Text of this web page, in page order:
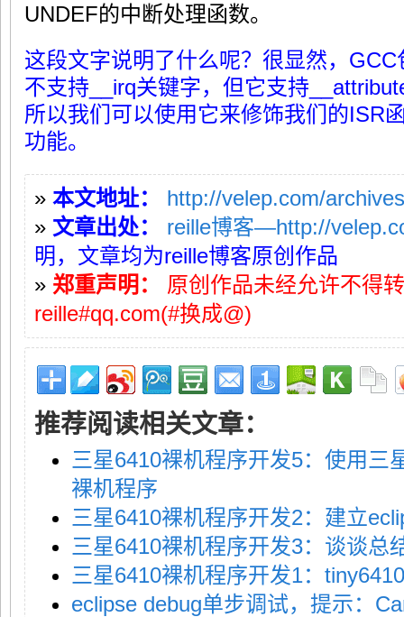
UNDEF的中断处理函数。
这段文字说明了什么呢？很显然，
不支持__irq关键字，但它支持
所以我们可以使用它来修饰我们的ISR
功能。
» 本文地址：
http://velep.com/
» 文章出处：
reille博客—http://
明，文章均为reille博客原创作品
» 郑重声明：
原创作品未经允许不得
reille#qq.com(#换成@)
推荐阅读相关文章：
三星6410裸机程序开发5：使用三
裸机程序
三星6410裸机程序开发2：建立
三星6410裸机程序开发3：谈谈总
三星6410裸机程序开发1：
eclipse debug单步调试，提示：